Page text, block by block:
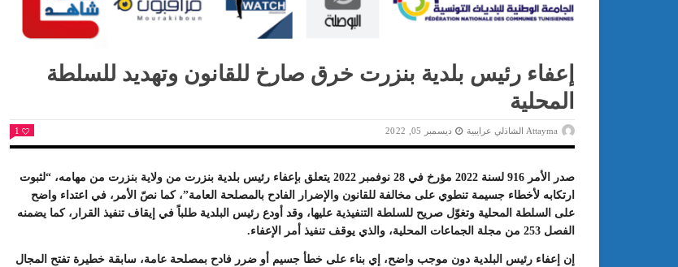
إعفاء رئيس بلدية بنزرت خرق صارخ للقانون وتهديد للسلطة
المحلية
Attayma الشاذلي عرايبية ديسمبر 05, 2022 1
صدر الأمر 916 لسنة 2022 مؤرخ في 28 نوفمبر 2022 يتعلق بإعفاء رئيس بلدية بنزرت من ولاية بنزرت من مهامه، “لثبوت
ارتكابه لأخطاء جسيمة تنطوي على مخالفة للقانون والإضرار الفادح بالمصلحة العامة”، كما نصّ الأمر، في اعتداء واضح
على السلطة المحلية وتغوّل صريح للسلطة التنفيذية عليها، وقد أودع رئيس البلدية طلباً في إيقاف تنفيذ القرار، كما يضمنه
الفصل 253 من مجلة الجماعات المحلية، والذي يوقف تنفيذ أمر الإعفاء.
إن إعفاء رئيس البلدية دون موجب واضح، إي بناء على خطأ جسيم أو ضرر فادح بمصلحة عامة، سابقة خطيرة تفتح المجال